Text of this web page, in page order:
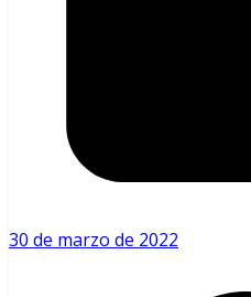
30 de marzo de 2022